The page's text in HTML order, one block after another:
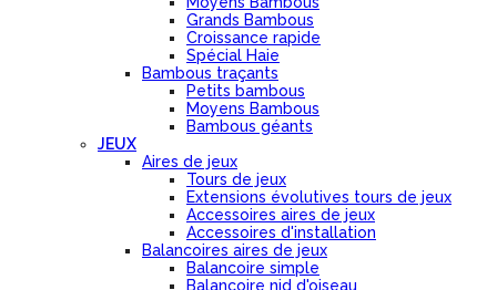
Grands Bambous
Croissance rapide
Spécial Haie
Bambous traçants
Petits bambous
Moyens Bambous
Bambous géants
JEUX
Aires de jeux
Tours de jeux
Extensions évolutives tours de jeux
Accessoires aires de jeux
Accessoires d'installation
Balancoires aires de jeux
Balancoire simple
Balancoire nid d'oiseau